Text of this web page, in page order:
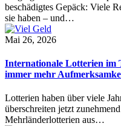
beschädigtes Gepäck: Viele
sie haben – und…
Mai 26, 2026
Internationale Lotterien im
immer mehr
Lotterien haben über viele
überschreiten jetzt
Mehrländerlotterien aus…